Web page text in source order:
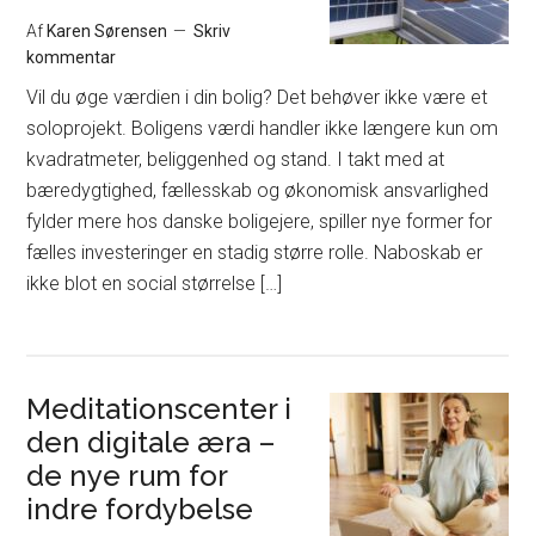
AfKaren Sørensen
Skriv
kommentar
Vil du øge værdien i din bolig? Det behøver ikke være et
soloprojekt. Boligens værdi handler ikke længere kun om
kvadratmeter, beliggenhed og stand. I takt med at
bæredygtighed, fællesskab og økonomisk ansvarlighed
fylder mere hos danske boligejere, spiller nye former for
fælles investeringer en stadig større rolle. Naboskab er
ikke blot en social størrelse […]
Meditationscenter i
den digitale æra –
de nye rum for
indre fordybelse